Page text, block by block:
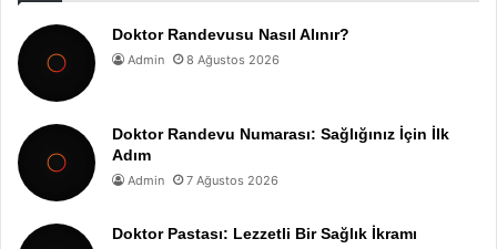
Doktor Randevusu Nasıl Alınır?
Admin 8 Ağustos 2026
Doktor Randevu Numarası: Sağlığınız İçin İlk
Adım
Admin 7 Ağustos 2026
Doktor Pastası: Lezzetli Bir Sağlık İkramı